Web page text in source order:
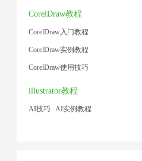
CorelDraw教程
CorelDraw入门教程
CorelDraw实例教程
CorelDraw使用技巧
illustrator教程
AI技巧 AI实例教程